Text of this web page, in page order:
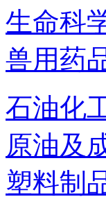
生命科
兽用药
石油化
原油及
塑料制